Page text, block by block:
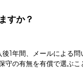
すか？
1年間、メールによる
守の有無を有償で選ぶ